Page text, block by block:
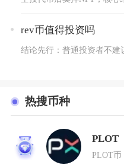
rev币值得投资吗
热搜币种
1
PLOT
PLOT币